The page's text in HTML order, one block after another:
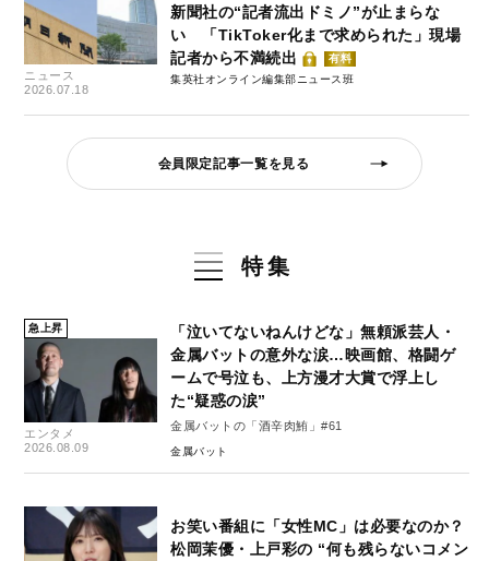
ニュース
2026.07.18
新聞社の“記者流出ドミノ”が止まらな
い 「TikToker化まで求められた」現場
記者から不満続出
有料
集英社オンライン編集部ニュース班
会員限定記事一覧を見る
特集
急上昇
エンタメ
2026.08.09
「泣いてないねんけどな」無頼派芸人・
金属バットの意外な涙…映画館、格闘ゲ
ームで号泣も、上方漫才大賞で浮上し
た“疑惑の涙”
金属バットの「酒辛肉鮪」#61
金属バット
お笑い番組に「女性MC」は必要なのか？
松岡茉優・上戸彩の “何も残らないコメン